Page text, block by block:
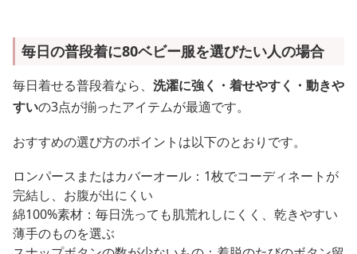
毎日の普段着に80ベビー服を選びたい人の場合
毎日着せる普段着なら、 洗濯に強く・着せやすく・動きや
すいの3点が揃ったアイテムが最適です。
おすすめの選び方のポイントは以下のとおりです。
ロンパースまたはカバーオール：1枚でコーディネートが
完結し、お腹が出にくい
綿100%素材：毎日洗っても肌荒れしにくく、乾きやすい
薄手のものを選ぶ